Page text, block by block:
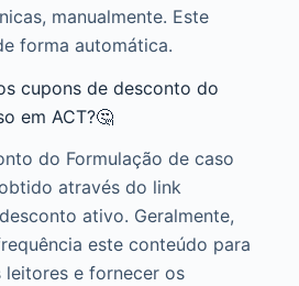
manualmente. Este
forma automática.
cupons de desconto do
em ACT?🤔
do Formulação de caso
através do link
ativo. Geralmente,
este conteúdo para
leitores e fornecer os